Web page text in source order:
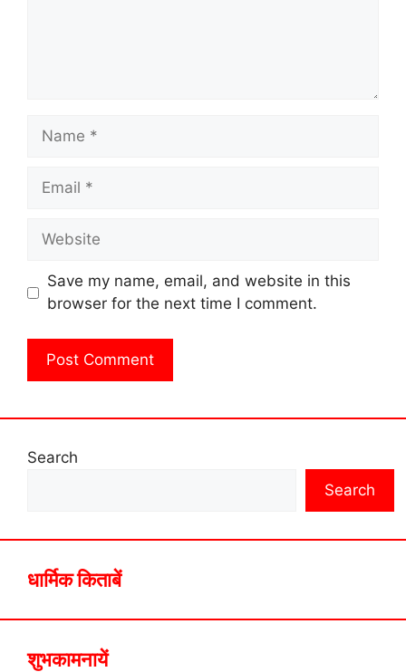
Name
Email
Website
Save my name, email, and website in this
browser for the next time I comment.
Search
Search
धार्मिक किताबें
शुभकामनायें